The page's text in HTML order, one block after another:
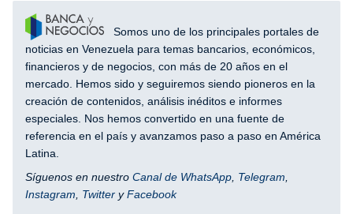
Somos uno de los principales portales de
noticias en Venezuela para temas bancarios, económicos,
financieros y de negocios, con más de 20 años en el
mercado. Hemos sido y seguiremos siendo pioneros en la
creación de contenidos, análisis inéditos e informes
especiales. Nos hemos convertido en una fuente de
referencia en el país y avanzamos paso a paso en América
Latina.
Síguenos en nuestro Canal de WhatsApp Telegram
Instagram
Twitter yFacebook